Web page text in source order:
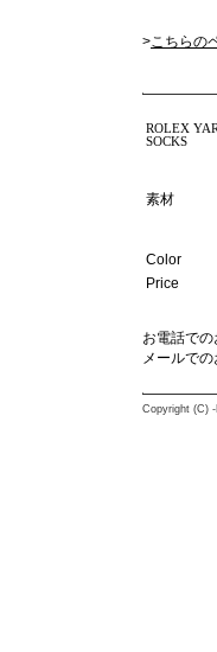
>こちらの
ROLEX
SOCKS
素材
Color
Price
お電話で
メールで
Copyright (C)